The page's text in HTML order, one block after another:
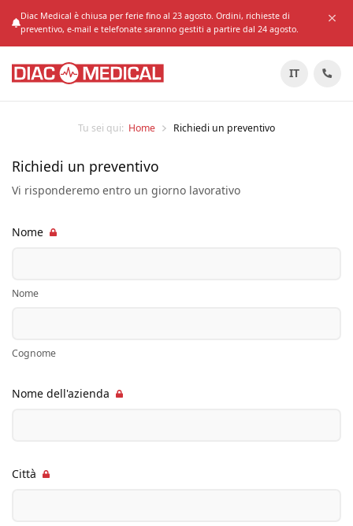
Diac Medical è chiusa per ferie fino al 23 agosto. Ordini, richieste di
preventivo, e-mail e telefonate saranno gestiti a partire dal 24 agosto.
IT
Tu sei qui: Home Richiedi un preventivo
Richiedi un preventivo
Vi risponderemo entro un giorno lavorativo
Nome
Nome
Cognome
Nome dell'azienda
Città